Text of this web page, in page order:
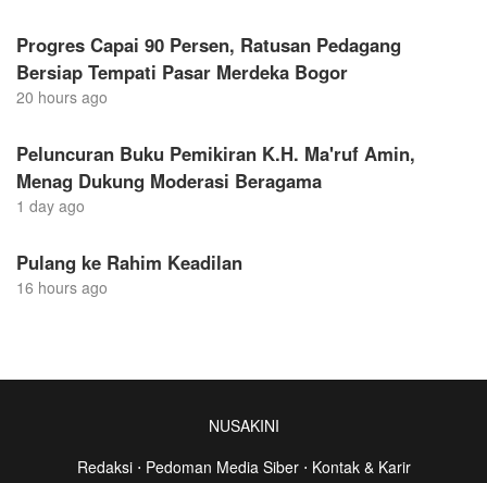
Progres Capai 90 Persen, Ratusan Pedagang
Bersiap Tempati Pasar Merdeka Bogor
20 hours ago
Peluncuran Buku Pemikiran K.H. Ma'ruf Amin,
Menag Dukung Moderasi Beragama
1 day ago
Pulang ke Rahim Keadilan
16 hours ago
NUSAKINI
Redaksi⋅ Pedoman Media Siber⋅ Kontak & Karir